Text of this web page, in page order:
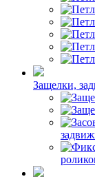
Защелки,